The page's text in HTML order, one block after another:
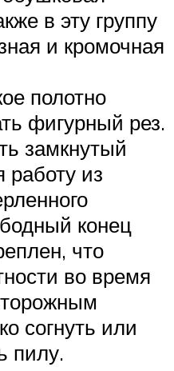
в эту группу
и кромочная
полотно
фигурный рез.
замкнутый
работу из
конец
что
во время
согнуть или
пилу.